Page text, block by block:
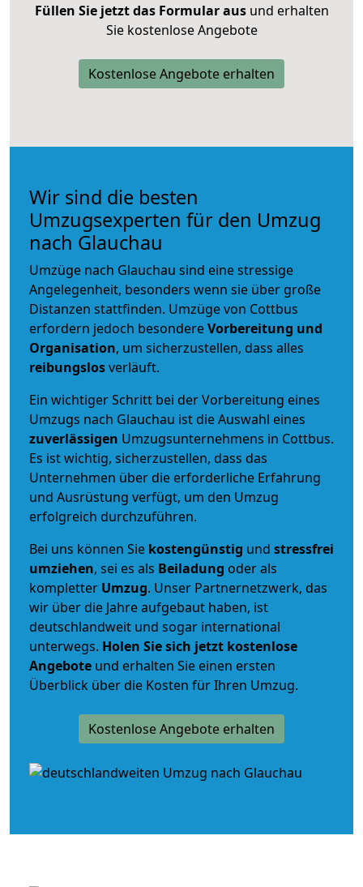
Füllen Sie jetzt das Formular ausund erhalten
Sie kostenlose Angebote
Kostenlose Angebote erhalten
Wir sind die besten
Umzugsexperten für den Umzug
nach Glauchau
Umzüge nach Glauchau sind eine stressige
Angelegenheit, besonders wenn sie über große
Distanzen stattfinden. Umzüge von Cottbus
erfordern jedoch besondereVorbereitung und
Organisation, um sicherzustellen, dass alles
reibungslosverläuft.
Ein wichtiger Schritt bei der Vorbereitung eines
Umzugs nach Glauchau ist die Auswahl eines
zuverlässigen Umzugsunternehmens in Cottbus.
Es ist wichtig, sicherzustellen, dass das
Unternehmen über die erforderliche Erfahrung
und Ausrüstung verfügt, um den Umzug
erfolgreich durchzuführen.
Bei uns können Sie kostengünstig und stressfrei
umziehen, sei es als Beiladung oder als
kompletter Umzug. Unser Partnernetzwerk, das
wir über die Jahre aufgebaut haben, ist
deutschlandweit und sogar international
unterwegs. Holen Sie sich jetzt kostenlose
Angebote und erhalten Sie einen ersten
Überblick über die Kosten für Ihren Umzug.
Kostenlose Angebote erhalten